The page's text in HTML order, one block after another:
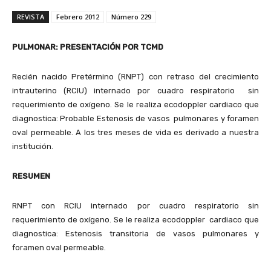
REVISTA Febrero 2012 Número 229
PULMONAR: PRESENTACIÓN POR TCMD
Recién nacido Pretérmino (RNPT) con retraso del crecimiento
intrauterino (RCIU) internado por cuadro respiratorio sin
requerimiento de oxígeno. Se le realiza ecodoppler cardiaco que
diagnostica: Probable Estenosis de vasos pulmonares y foramen
oval permeable. A los tres meses de vida es derivado a nuestra
institución.
RESUMEN
RNPT con RCIU internado por cuadro respiratorio sin
requerimiento de oxígeno. Se le realiza ecodoppler cardiaco que
diagnostica: Estenosis transitoria de vasos pulmonares y
foramen oval permeable.